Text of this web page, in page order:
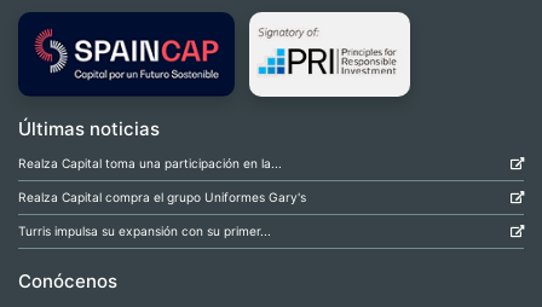
Últimas noticias
Realza Capital toma una participación en la...
Realza Capital compra el grupo Uniformes Gary's
Turris impulsa su expansión con su primer...
Conócenos